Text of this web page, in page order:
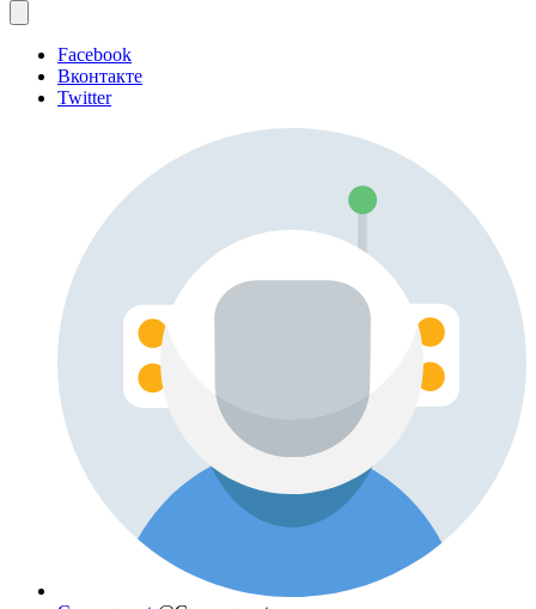
Facebook
Вконтакте
Twitter